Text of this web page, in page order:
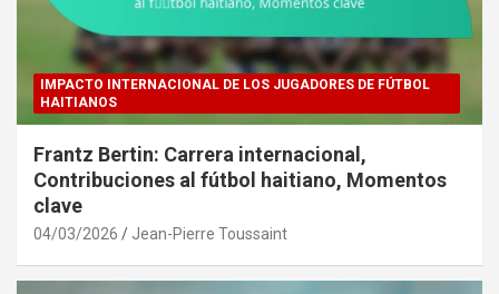
IMPACTO INTERNACIONAL DE LOS JUGADORES DE FÚTBOL
HAITIANOS
Frantz Bertin: Carrera internacional,
Contribuciones al fútbol haitiano, Momentos
clave
04/03/2026 Jean-Pierre Toussaint